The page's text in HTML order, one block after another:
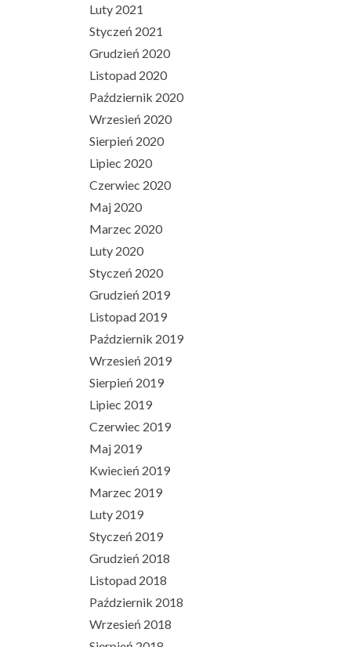
Luty 2021
Styczeń 2021
Grudzień 2020
Listopad 2020
Październik 2020
Wrzesień 2020
Sierpień 2020
Lipiec 2020
Czerwiec 2020
Maj 2020
Marzec 2020
Luty 2020
Styczeń 2020
Grudzień 2019
Listopad 2019
Październik 2019
Wrzesień 2019
Sierpień 2019
Lipiec 2019
Czerwiec 2019
Maj 2019
Kwiecień 2019
Marzec 2019
Luty 2019
Styczeń 2019
Grudzień 2018
Listopad 2018
Październik 2018
Wrzesień 2018